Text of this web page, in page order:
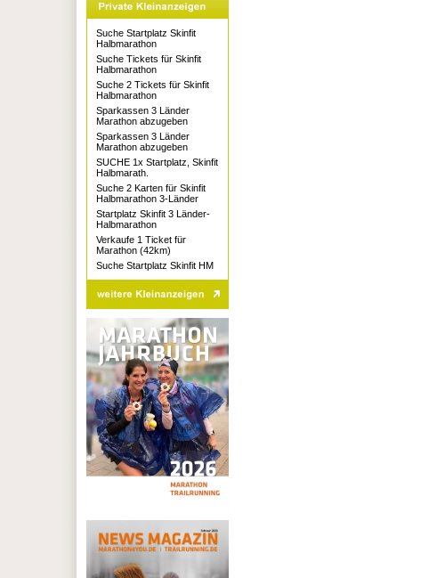
Suche Startplatz Skinfit
Halbmarathon
Suche Tickets für Skinfit
Halbmarathon
Suche 2 Tickets für Skinfit
Halbmarathon
Sparkassen 3 Länder
Marathon abzugeben
Sparkassen 3 Länder
Marathon abzugeben
SUCHE 1x Startplatz, Skinfit
Halbmarath.
Suche 2 Karten für Skinfit
Halbmarathon 3-Länder
Startplatz Skinfit 3 Länder-
Halbmarathon
Verkaufe 1 Ticket für
Marathon (42km)
Suche Startplatz Skinfit HM